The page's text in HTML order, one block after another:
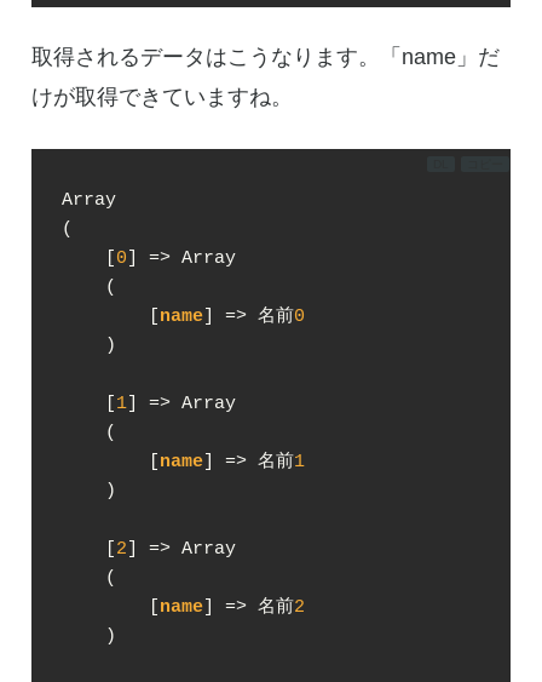
取得されるデータはこうなります。「name」だ
けが取得できていますね。
Array
(
    [
0] => Array
    (
        [
name] => 名前0
    )
    [
1] => Array
    (
        [
name] => 名前1
    )
    [
2] => Array
    (
        [
name] => 名前2
    )